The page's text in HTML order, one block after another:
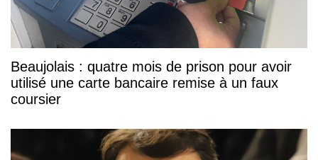
Beaujolais : quatre mois de prison pour avoir
utilisé une carte bancaire remise à un faux
coursier